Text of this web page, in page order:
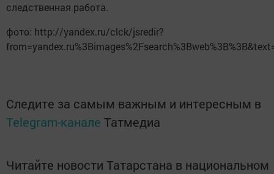
следственная работа.
фото: http://yandex.ru/clck/jsredir?
Следите за самым важным и интересным в
Telegram-канале Татмедиа
Читайте новости Татарстана в национальном